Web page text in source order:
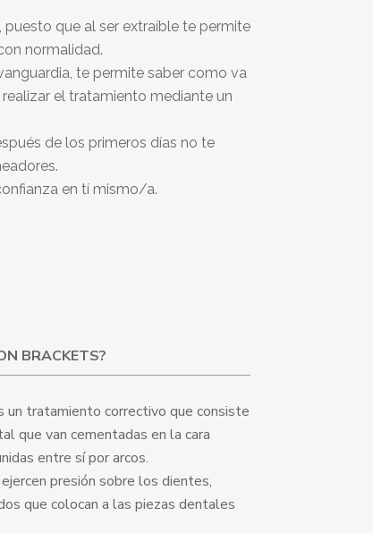
que al ser extraíble te permite
normalidad.
te permite saber como va
el tratamiento mediante un
de los primeros días no te
en tí mismo/a.
BRACKETS?
un tratamiento correctivo que consiste
que van cementadas en la cara
entre sí por arcos.
presión sobre los dientes,
que colocan a las piezas dentales